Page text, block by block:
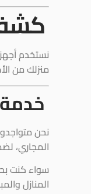
نستخدم
منزلك من
خدمة
نحن
المجاري،
سواء كنت
المنازل